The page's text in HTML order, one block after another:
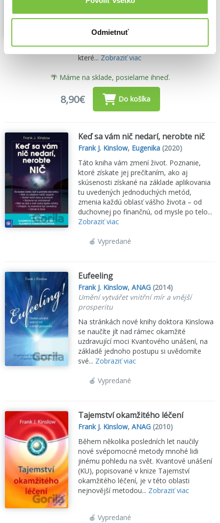
Odmietnuť
tolerantní. Nechová zášť a nikdy se necítí
provinile. Vždy je přítomné, nikdy se
je protiváhou šíleně hektickým životům,
které... Zobraziť viac
🌴 Máme na sklade, posielame ihneď.
8,90€ Do košíka
Keď sa vám nič nedarí, nerobte nič
Frank J. Kinslow, Eugenika (2020)
Táto kniha vám zmení život. Poznanie,
ktoré získate jej prečítaním, ako aj
skúsenosti získané na základe aplikovania
tu uvedených jednoduchých metód,
zmenia každú oblasť vášho života – od
duchovnej po finančnú, od mysle po telo...
Zobraziť viac
🍎 Vypredané
Eufeeling
Frank J. Kinslow,ANAG (2014)
Umění vytvářet vnitřní mír a vnější
prosperitu
Na stránkách nové knihy doktora Kinslowa
se naučíte jít nad rámec okamžité
uzdravující moci Kvantového unášení, na
základě jednoho postupu si uvědomíte
své... Zobraziť viac
🍎 Vypredané
Tajemství okamžitého léčení
Frank J. Kinslow,ANAG (2010)
Během několika posledních let naučily
nové svépomocné metody mnohé lidi
jinému pohledu na svět. Kvantové unášení
(KU), popisované v knize Tajemství
okamžitého léčení, je v této oblasti
nejnovější metodou... Zobraziť viac
🍎 Vypredané